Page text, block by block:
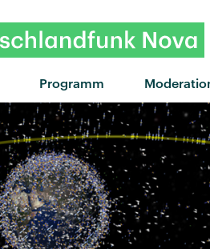
Programm
"Sleeping With A